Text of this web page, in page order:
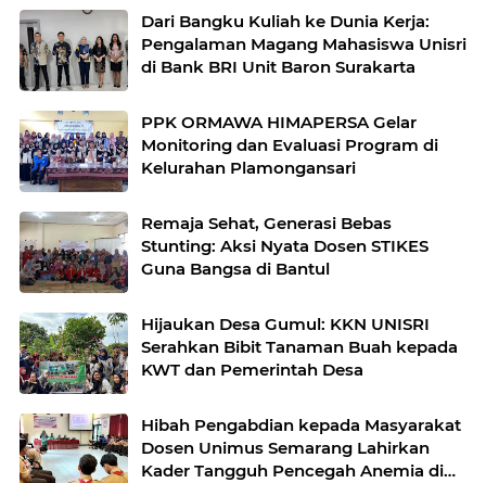
(KUD) Kebakkramat Karanganyar
Dari Bangku Kuliah ke Dunia Kerja:
Pengalaman Magang Mahasiswa Unisri
di Bank BRI Unit Baron Surakarta
PPK ORMAWA HIMAPERSA Gelar
Monitoring dan Evaluasi Program di
Kelurahan Plamongansari
Remaja Sehat, Generasi Bebas
Stunting: Aksi Nyata Dosen STIKES
Guna Bangsa di Bantul
Hijaukan Desa Gumul: KKN UNISRI
Serahkan Bibit Tanaman Buah kepada
KWT dan Pemerintah Desa
Hibah Pengabdian kepada Masyarakat
Dosen Unimus Semarang Lahirkan
Kader Tangguh Pencegah Anemia di